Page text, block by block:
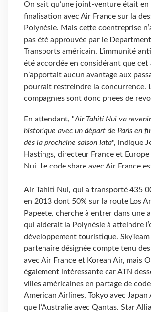
On sait qu’une joint-venture était en
finalisation avec Air France sur la
Polynésie. Mais cette coentreprise
pas été approuvée par le
Transports américain. L’immunité
été accordée en considérant que cet
n’apportait aucun avantage aux
pourrait restreindre la concurrence.
compagnies sont donc priées de
En attendant, "Air Tahiti Nui va revenir
historique avec un départ de Paris en
dès la prochaine saison Iata", indique
Hastings, directeur France et Europe
Nui. Le code share avec Air France
Air Tahiti Nui, qui a transporté 435
en 2013 dont 50% sur la route Los
Papeete, cherche à entrer dans une
qui aiderait la Polynésie à atteindre
développement touristique.
partenaire désignée compte tenu
avec Air France et Korean Air, mais
également intéressante car ATN
villes américaines en partage de
American Airlines, Tokyo avec Japan
que l’Australie avec Qantas. Star